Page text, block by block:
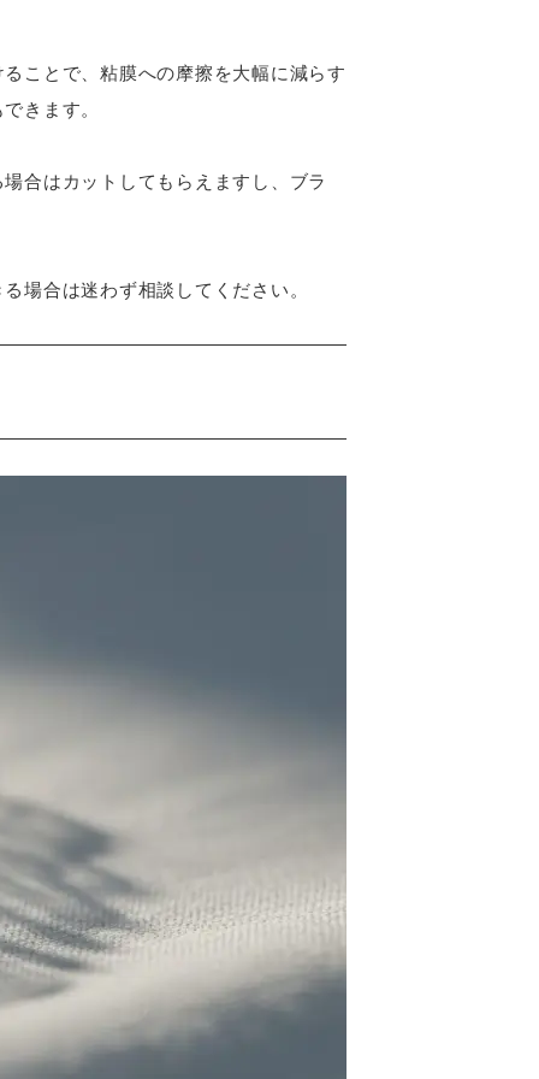
ことで、粘膜への摩擦を大幅に減らす
きます。
合はカットしてもらえますし、ブラ
場合は迷わず相談してください。